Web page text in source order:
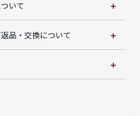
いて
品・交換について